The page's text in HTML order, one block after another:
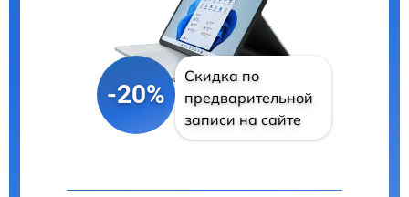
-20%
Скидка по
предварительной
записи на сайте